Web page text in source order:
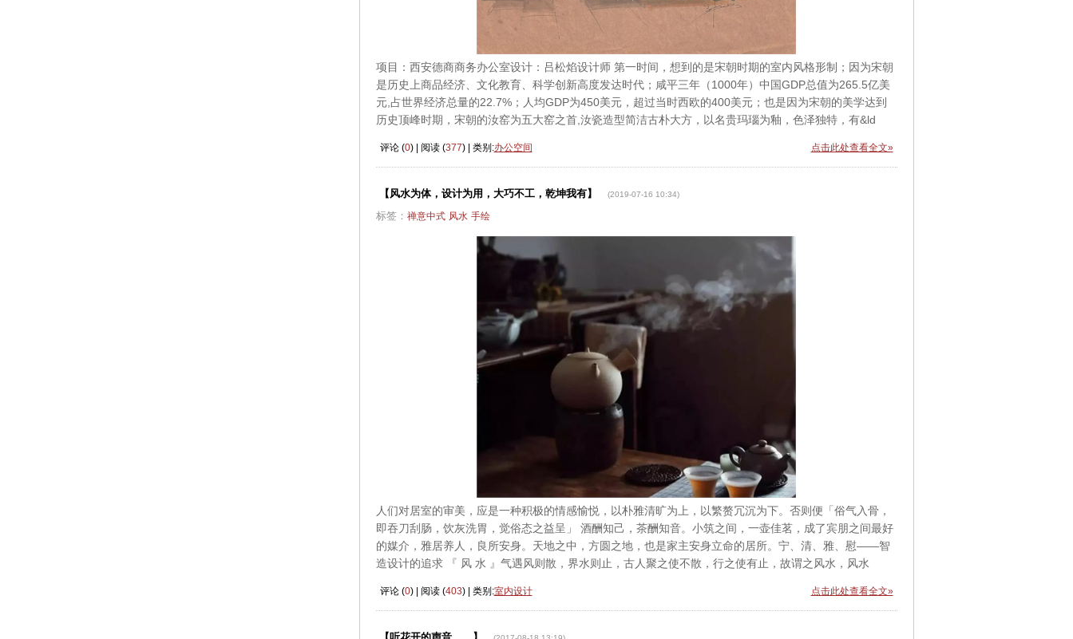
项目：西安德商商务办公室设计：吕松焰设计师 第一时间，想到的是宋朝时期的室内风格形制；因为宋朝
是历史上商品经济、文化教育、科学创新高度发达时代；咸平三年（1000年）中国GDP总值为265.5亿美
元,占世界经济总量的22.7%；人均GDP为450美元，超过当时西欧的400美元；也是因为宋朝的美学达到
历史顶峰时期，宋朝的汝窑为五大窑之首,汝瓷造型简洁古朴大方，以名贵玛瑙为釉，色泽独特，有&ld
点击此处查看全文»
评论 (0) | 阅读 (377) | 类别:办公空间
【风水为体，设计为用，大巧不工，乾坤我有】 (2019-07-16 10:34)
标签： 禅意中式 风水 手绘
人们对居室的审美，应是一种积极的情感愉悦，以朴雅清旷为上，以繁赘冗沉为下。否则便「俗气入骨，
即吞刀刮肠，饮灰洗胃，觉俗态之益呈」 酒酬知己，茶酬知音。小筑之间，一壶佳茗，成了宾朋之间最好
的媒介，雅居养人，良所安身。天地之中，方圆之地，也是家主安身立命的居所。宁、清、雅、慰——智
造设计的追求 『 风 水 』气遇风则散，界水则止，古人聚之使不散，行之使有止，故谓之风水，风水
点击此处查看全文»
评论 (0) | 阅读 (403) | 类别:室内设计